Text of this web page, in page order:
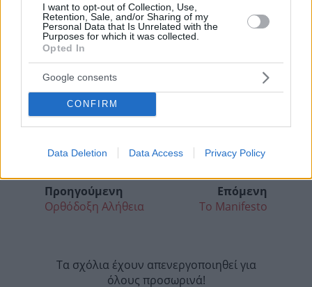
I want to opt-out of Collection, Use,
Retention, Sale, and/or Sharing of my
Personal Data that Is Unrelated with the
Purposes for which it was collected.
Opted In
Google consents
CONFIRM
Data Deletion Data Access Privacy Policy
Προηγούμενη
Ορθόδοξη Αλήθεια
Επόμενη
Το Manifesto
Τα σχόλια έχουν απενεργοποιηθεί για
όλους προσωρινά!